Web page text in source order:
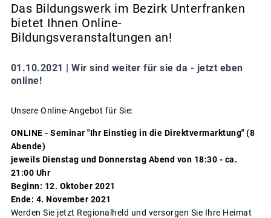
Das Bildungswerk im Bezirk Unterfranken
bietet Ihnen Online-
Bildungsveranstaltungen an!
01.10.2021 | Wir sind weiter für sie da - jetzt eben
online!
Unsere Online-Angebot für Sie:
ONLINE - Seminar "Ihr Einstieg in die Direktvermarktung" (8
Abende)
jeweils Dienstag und Donnerstag Abend von 18:30 - ca.
21:00 Uhr
Beginn: 12. Oktober 2021
Ende: 4. November 2021
Werden Sie jetzt Regionalheld und versorgen Sie Ihre Heimat